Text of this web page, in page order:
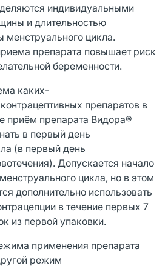
индивидуальными
и длительностью
менструального цикла.
препарата повышает риск
беременности.
каких-
препаратов в
приём препарата Видора®
в первый день
(в первый день
Допускается начало
цикла, но в этом
дополнительно использовать
в течение первых 7
из первой упаковки.
применения препарата
режим